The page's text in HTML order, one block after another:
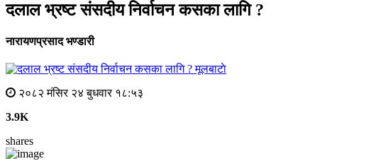
दलाल भ्रष्ट संसदीय निर्वाचन कसका लागि ?
नारायणप्रसाद भण्डारी
मूलबाटाे
२०८२ मंसिर २४ बुधवार १८:५३
3.9K
shares